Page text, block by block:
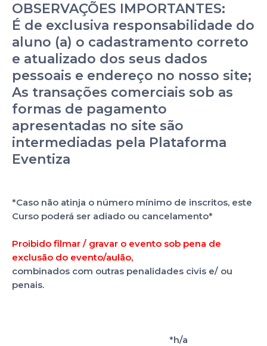
OBSERVAÇÕES IMPORTANTES:
É de exclusiva responsabilidade do
aluno (a) o cadastramento correto
e atualizado dos seus dados
pessoais e endereço no nosso site;
As transações comerciais sob as
formas de pagamento
apresentadas no site são
intermediadas pela Plataforma
Eventiza
*Caso não atinja o número mínimo de inscritos, este
Curso poderá ser adiado ou cancelamento*
Proibido filmar / gravar o evento sob pena de
exclusão do evento/aulão,
combinados com outras penalidades civis e/ ou
penais.
*h/a